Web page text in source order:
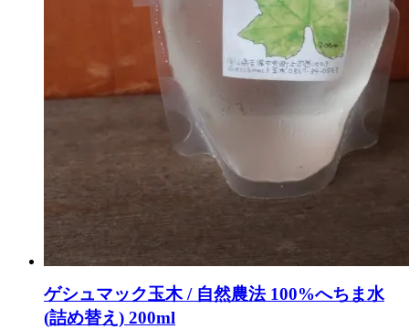
ゲシュマック玉木 / 自然農法 100%へちま水
(詰め替え) 200ml